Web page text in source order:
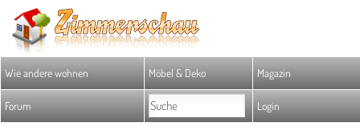
Wie andere wohnen Möbel & Deko Magazin
Forum Login